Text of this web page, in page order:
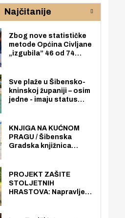
Najčitanije
Zbog nove statističke
metode Općina Civljane
„izgubila” 46 od 74
nego radno sposobnih
osoba među svojih 170
stanovnika.
Sve plaže u Šibensko-
kninskoj županiji – osim
jedne - imaju status
općoj upotrebi. Pristup
je slobodan i besplatan
za sve građane i
KNJIGA NA KUĆNOM
PRAGU / Šibenska
Gradska knjižnica
knjiga na kućnu adresu
električnim biciklom.
PROJEKT ZAŠITE
STOLJETNIH
HRASTOVA: Napravljen